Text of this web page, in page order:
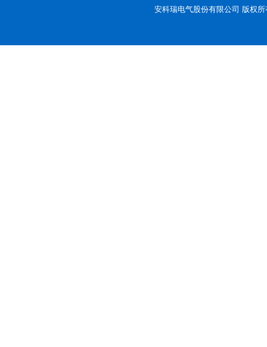
安科瑞电气股份有限公司 版权